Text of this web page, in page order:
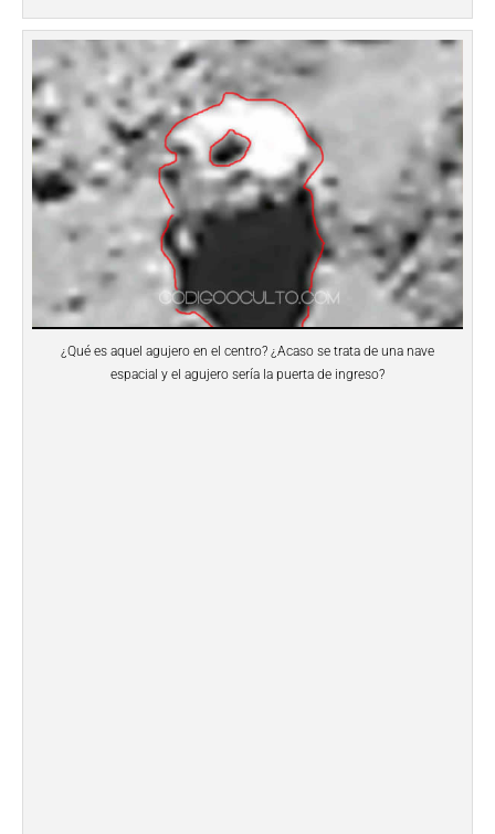
¿Qué es aquel agujero en el centro? ¿Acaso se trata de una nave
espacial y el agujero sería la puerta de ingreso?